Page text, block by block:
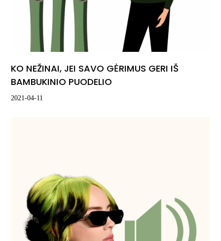
KO NEŽINAI, JEI SAVO GĖRIMUS GERI IŠ
BAMBUKINIO PUODELIO
2021-04-11